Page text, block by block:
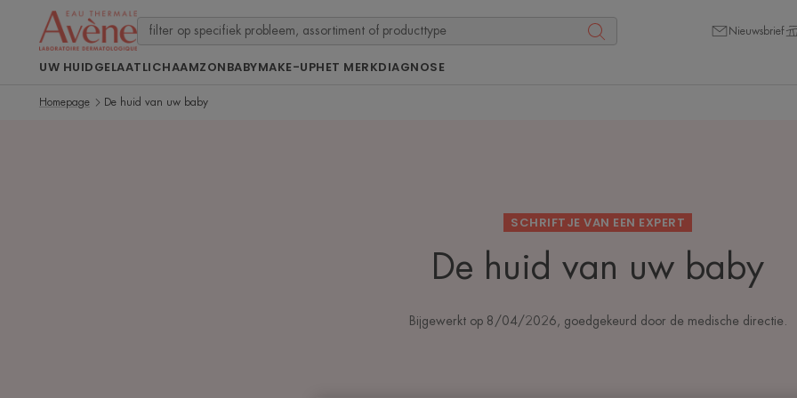
Nieuwsbrief
UW HUIDGELAATLICHAAMZONBABYMAKE-UPHET MERKDIAGNOSE
Homepage De huid van uw baby
SCHRIFTJE VAN EEN EXPERT
De huid van uw baby
Bijgewerkt op 8/04/2026 , goedgekeurd door de medische directie